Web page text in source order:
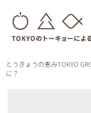
とうきょうの恵みTOKYO
に？